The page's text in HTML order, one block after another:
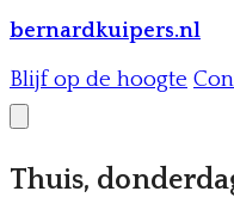
bernardkuipers.nl
Blijf op de hoogte
Thuis,